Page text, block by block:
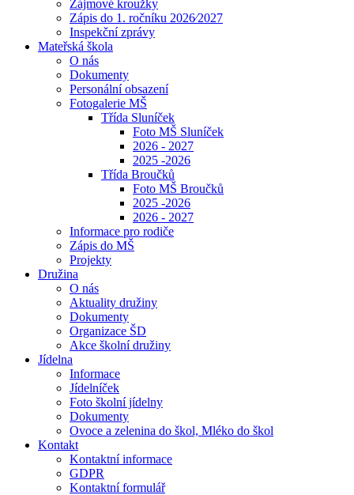
Zájmové kroužky
Zápis do 1. ročníku 2026⁄2027
Inspekční zprávy
Mateřská škola
O nás
Dokumenty
Personální obsazení
Fotogalerie MŠ
Třída Sluníček
Foto MŠ Sluníček
2026 - 2027
2025 -2026
Třída Broučků
Foto MŠ Broučků
2025 -2026
2026 - 2027
Informace pro rodiče
Zápis do MŠ
Projekty
Družina
O nás
Aktuality družiny
Dokumenty
Organizace ŠD
Akce školní družiny
Jídelna
Informace
Jídelníček
Foto školní jídelny
Dokumenty
Ovoce a zelenina do škol, Mléko do škol
Kontakt
Kontaktní informace
GDPR
Kontaktní formulář